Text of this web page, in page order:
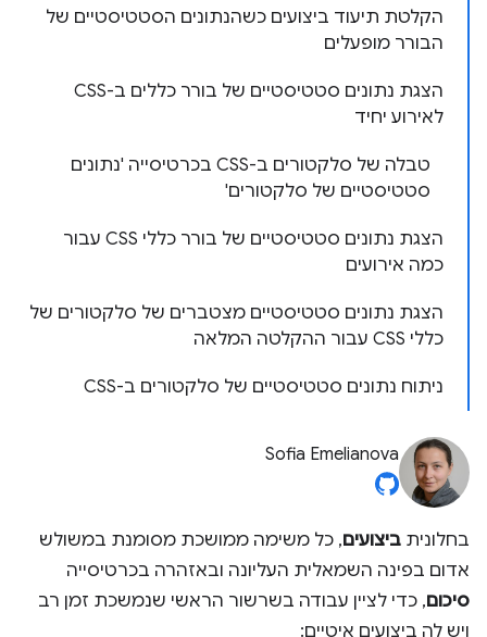
הקלטת תיעוד ביצועים כשהנתונים הסטטיסטיים של
הבורר מופעלים
הצגת נתונים סטטיסטיים של בורר כללים ב-CSS
לאירוע יחיד
טבלה של סלקטורים ב-CSS בכרטיסייה 'נתונים
סטטיסטיים של סלקטורים'
הצגת נתונים סטטיסטיים של בורר כללי CSS עבור
כמה אירועים
הצגת נתונים סטטיסטיים מצטברים של סלקטורים של
כללי CSS עבור ההקלטה המלאה
ניתוח נתונים סטטיסטיים של סלקטורים ב-CSS
Sofia Emelianova
בחלונית ביצועים, כל משימה ממושכת מסומנת במשולש
אדום בפינה השמאלית העליונה ובאזהרה בכרטיסייה
סיכום, כדי לציין עבודה בשרשור הראשי שנמשכת זמן רב
ויש לה ביצועים איטיים: